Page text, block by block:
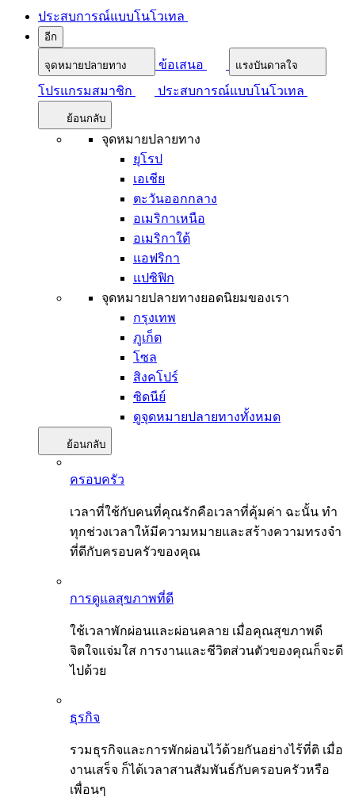
ประสบการณ์แบบโนโวเทล
อีก
จุดหมายปลายทาง ข้อเสนอ แรงบันดาลใจ
โปรแกรมสมาชิก ประสบการณ์แบบโนโวเทล
ย้อนกลับ
จุดหมายปลายทาง
ยุโรป
เอเชีย
ตะวันออกกลาง
อเมริกาเหนือ
อเมริกาใต้
แอฟริกา
แปซิฟิก
จุดหมายปลายทางยอดนิยมของเรา
กรุงเทพ
ภูเก็ต
โซล
สิงคโปร์
ซิดนีย์
ดูจุดหมายปลายทางทั้งหมด
ย้อนกลับ
ครอบครัว
เวลาที่ใช้กับคนที่คุณรักคือเวลาที่คุ้มค่า ฉะนั้น ทำ
ทุกช่วงเวลาให้มีความหมายและสร้างความทรงจำ
ที่ดีกับครอบครัวของคุณ
การดูแลสุขภาพที่ดี
ใช้เวลาพักผ่อนและผ่อนคลาย เมื่อคุณสุขภาพดี
จิตใจแจ่มใส การงานและชีวิตส่วนตัวของคุณก็จะดี
ไปด้วย
ธุรกิจ
รวมธุรกิจและการพักผ่อนไว้ด้วยกันอย่างไร้ที่ติ เมื่อ
งานเสร็จ ก็ได้เวลาสานสัมพันธ์กับครอบครัวหรือ
เพื่อนๆ